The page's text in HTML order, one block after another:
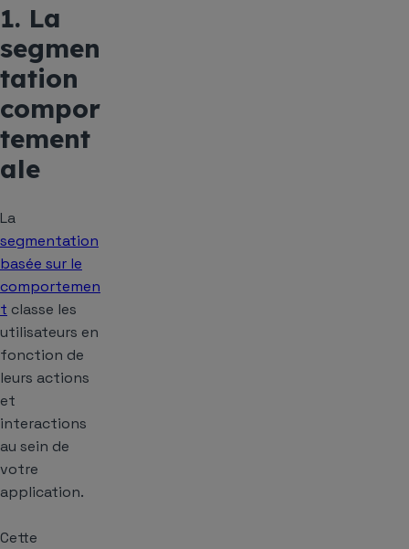
1. La
segmen
tation
compor
tement
ale
La
segmentation
basée sur le
comportemen
t classe les
utilisateurs en
fonction de
leurs actions
et
interactions
au sein de
votre
application.
Cette